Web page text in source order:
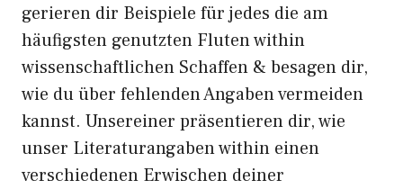
gerieren dir Beispiele für jedes die am
häufigsten genutzten Fluten within
wissenschaftlichen Schaffen & besagen dir,
wie du über fehlenden Angaben vermeiden
kannst. Unsereiner präsentieren dir, wie
unser Literaturangaben within einen
verschiedenen Erwischen deiner